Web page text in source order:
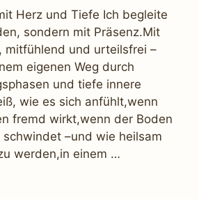
Herz und Tiefe Ich begleite
sondern mit Präsenz.Mit
mitfühlend und urteilsfrei –
eigenen Weg durch
und tiefe innere
wie es sich anfühlt,wenn
fremd wirkt,wenn der Boden
schwindet –und wie heilsam
werden,in einem …